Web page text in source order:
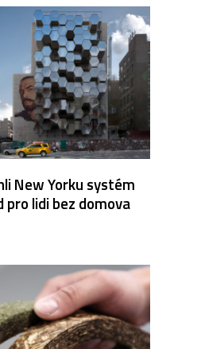
New Yorku systém
pro lidi bez domova